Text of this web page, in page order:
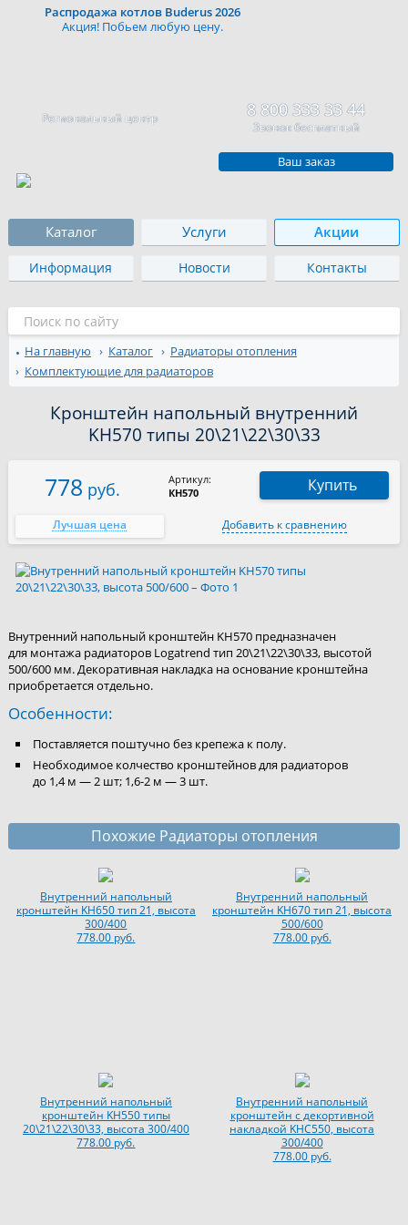
Распродажа котлов Buderus 2026
Акция! Побьем любую цену.
Региональный центр 8 800 333 33 44
Звонок бесплатный
Ваш заказ
Каталог Услуги Акции
Информация Новости Контакты
На главную Каталог
Радиаторы отопления
Комплектующие для радиаторов
Кронштейн напольный внутренний
KH570 типы 20\21\22\30\33
778 руб.
Артикул:
КН570
Купить
Лучшая цена Добавить к сравнению
Внутренний напольный кронштейн KH570 предназначен
для монтажа радиаторов Logatrend тип 20\21\22\30\33, высотой
500/600 мм. Декоративная накладка на основание кронштейна
приобретается отдельно.
Особенности:
Поставляется поштучно без крепежа к полу.
Необходимое колчество кронштейнов для радиаторов
до 1,4 м — 2 шт; 1,6-2 м — 3 шт.
Похожие Радиаторы отопления
Внутренний напольный
кронштейн KH650 тип 21, высота
300/400
778.00 руб.
Внутренний напольный
кронштейн KH670 тип 21, высота
500/600
778.00 руб.
Внутренний напольный
кронштейн KH550 типы
20\21\22\30\33, высота 300/400
778.00 руб.
Внутренний напольный
кронштейн с декортивной
накладкой KHC550, высота
300/400
778.00 руб.